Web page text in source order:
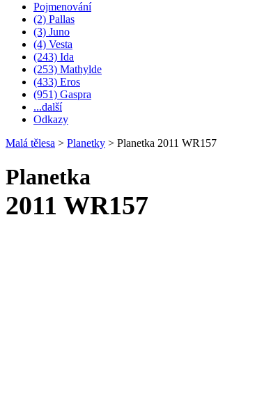
Pojmenování
(2) Pallas
(3) Juno
(4) Vesta
(243) Ida
(253) Mathylde
(433) Eros
(951) Gaspra
...další
Odkazy
Malá tělesa > Planetky > Planetka 2011 WR157
Planetka
2011 WR157